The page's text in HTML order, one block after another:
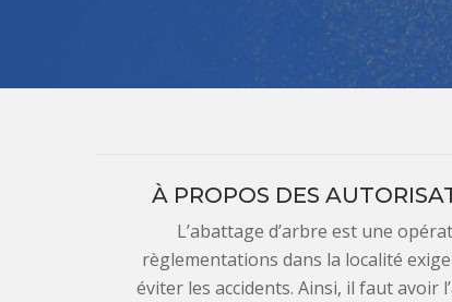
À PROPOS DES
L’abattage d’arbre est une
règlementations dans la localité
éviter les accidents. Ainsi, il faut avoir